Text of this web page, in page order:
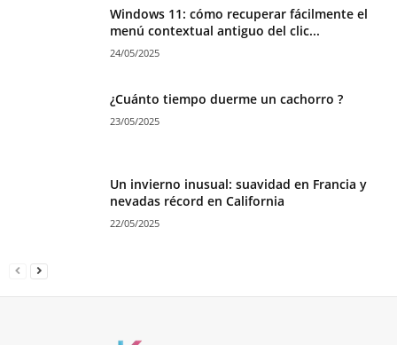
Windows 11: cómo recuperar fácilmente el
menú contextual antiguo del clic...
24/05/2025
¿Cuánto tiempo duerme un cachorro ?
23/05/2025
Un invierno inusual: suavidad en Francia y
nevadas récord en California
22/05/2025